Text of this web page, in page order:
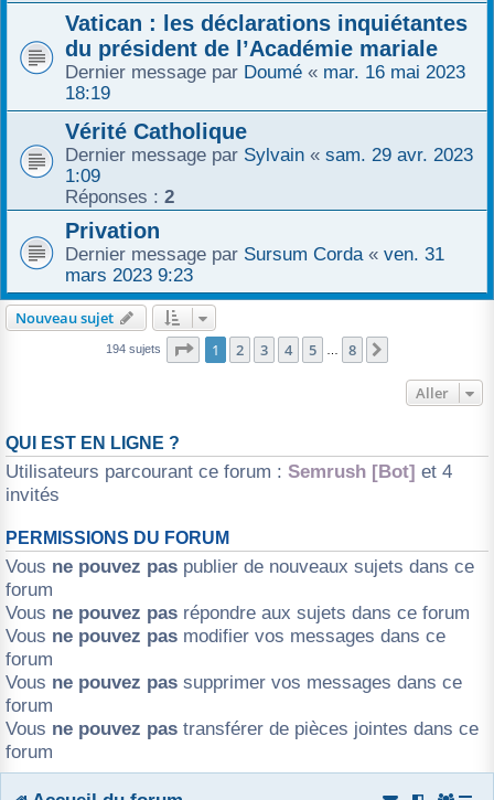
Vatican : les déclarations inquiétantes
du président de l’Académie mariale
Dernier message par Doumé « mar. 16 mai 2023
18:19
Vérité Catholique
Dernier message par Sylvain « sam. 29 avr. 2023
1:09
Réponses : 2
Privation
Dernier message par Sursum Corda « ven. 31
mars 2023 9:23
Nouveau sujet
194 sujets Page 1sur8
1 2 3 4 5 8
Aller
QUI EST EN LIGNE ?
Utilisateurs parcourant ce forum : Semrush [Bot] et 4
invités
PERMISSIONS DU FORUM
Vous ne pouvez pas publier de nouveaux sujets dans ce
forum
Vous ne pouvez pas répondre aux sujets dans ce forum
Vous ne pouvez pas modifier vos messages dans ce
forum
Vous ne pouvez pas supprimer vos messages dans ce
forum
Vous ne pouvez pas transférer de pièces jointes dans ce
forum